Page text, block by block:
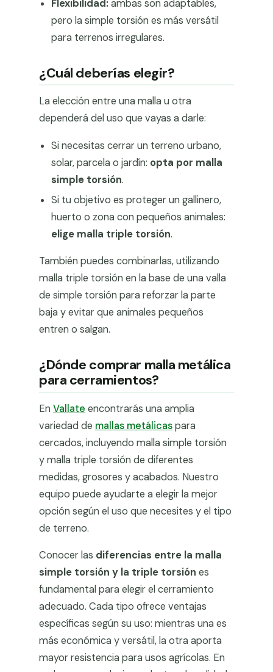
Flexibilidad:ambas son adaptables,
pero la simple torsión es más versátil
para terrenos irregulares.
¿Cuál deberías elegir?
La elección entre una malla u otra
dependerá del uso que vayas a darle:
Si necesitas cerrar un terreno urbano,
solar, parcela o jardín: opta por malla
simple torsión.
Si tu objetivo es proteger un gallinero,
huerto o zona con pequeños animales:
elige malla triple torsión.
También puedes combinarlas, utilizando
malla triple torsión en la base de una valla
de simple torsión para reforzar la parte
baja y evitar que animales pequeños
entren o salgan.
¿Dónde comprar malla metálica
para cerramientos?
En Vallate encontrarás una amplia
variedad de mallas metálicaspara
cercados, incluyendo malla simple torsión
y malla triple torsión de diferentes
medidas, grosores y acabados. Nuestro
equipo puede ayudarte a elegir la mejor
opción según el uso que necesites y el tipo
de terreno.
Conocer las diferencias entre la malla
simple torsión y la triple torsión es
fundamental para elegir el cerramiento
adecuado. Cada tipo ofrece ventajas
específicas según su uso: mientras una es
más económica y versátil, la otra aporta
mayor resistencia para usos agrícolas. En